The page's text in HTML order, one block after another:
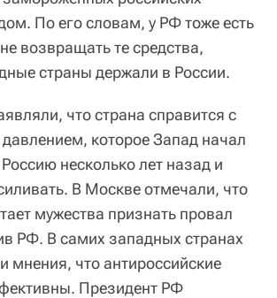
По его словам, у РФ тоже есть
возвращать те средства,
страны держали в России.
что страна справится с
которое Запад начал
несколько лет назад и
В Москве отмечали, что
мужества признать провал
РФ. В самих западных странах
мнения, что антироссийские
Президент РФ